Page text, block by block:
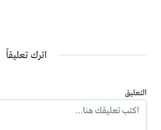
اترك تعليقاً
التعليق